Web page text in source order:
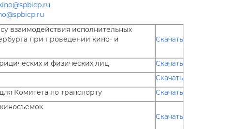
исполнительных
при проведении кино- и
Скачать
и физических лиц
Скачать
Скачать
Комитета по транспорту
Скачать
Скачать